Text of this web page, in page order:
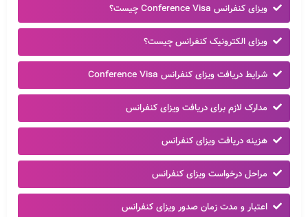
ویزای کنفرانس Conference Visa چیست؟
ویزای الکترونیک کنفرانس چیست؟
شرایط دریافت ویزای کنفرانس Conference Visa
مدارک لازم برای دریافت ویزای کنفرانس
هزینه دریافت ویزای کنفرانس
مراحل درخواست ویزای کنفرانس
اعتبار و مدت زمان صدور ویزای کنفرانس